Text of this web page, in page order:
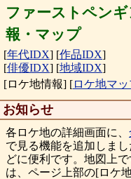
ファーストペン
報・マップ
[年代IDX] [作品IDX]
[俳優IDX] [地域IDX]
[ロケ地情報] [ロケ地マ
お知らせ
各ロケ地の詳細画面に、
で見る機能を追加しま
どに便利です。地図上
は、ページ上部の[ロケ